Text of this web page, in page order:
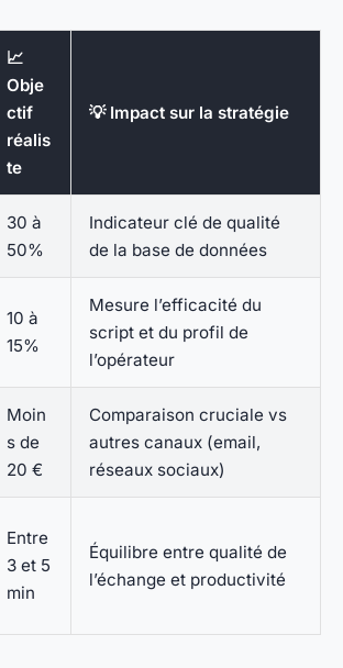
📈
Obje
ctif
réalis
te
💡 Impact sur la stratégie
30 à
50%
Indicateur clé de qualité
de la base de données
10 à
15%
Mesure l’efficacité du
script et du profil de
l’opérateur
Moin
s de
20 €
Comparaison cruciale vs
autres canaux (email,
réseaux sociaux)
Entre
3 et 5
min
Équilibre entre qualité de
l’échange et productivité